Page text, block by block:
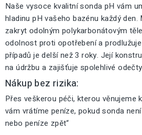
Naše vysoce kvalitní sonda pH vám
hladinu pH vašeho bazénu každý
zakryt odolným polykarbonátovým
odolnost proti opotřebení a
případů je delší než 3 roky. Její
na údržbu a zajišťuje spolehlivé
Nákup bez rizika:
Přes veškerou péči, kterou věnujeme
vám vrátíme peníze, pokud sonda
nebo peníze zpět“